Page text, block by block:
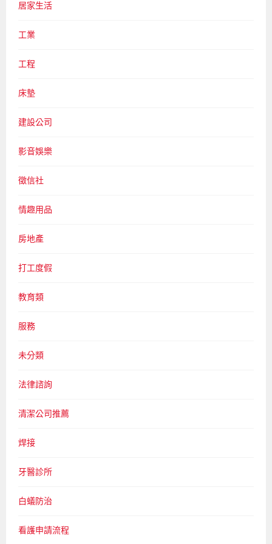
居家生活
工業
工程
床墊
建設公司
影音娛樂
徵信社
情趣用品
房地產
打工度假
教育類
服務
未分類
法律諮詢
清潔公司推薦
焊接
牙醫診所
白蟻防治
看護申請流程